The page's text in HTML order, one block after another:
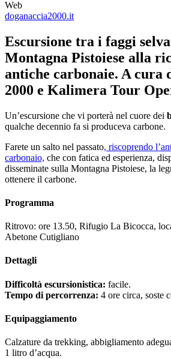
Web
doganaccia2000.it
Escursione tra i faggi
Montagna Pistoiese alla
antiche carbonaie. A cura
2000 e Kalimera Tour
Un’escursione che vi porterà nel cuore dei
qualche decennio fa si produceva carbone.
Farete un salto nel passato, riscoprendo
carbonaio, che con fatica ed esperienza,
disseminate sulla Montagna Pistoiese, la
ottenere il carbone.
Programma
Ritrovo: ore 13.50, Rifugio La Bicocca,
Abetone Cutigliano
Dettagli
Difficoltà escursionistica: facile.
Tempo di percorrenza: 4 ore circa, soste
Equipaggiamento
Calzature da trekking, abbigliamento
1 litro d’acqua.